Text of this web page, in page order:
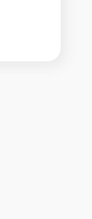
перемещения
приедет в
и при